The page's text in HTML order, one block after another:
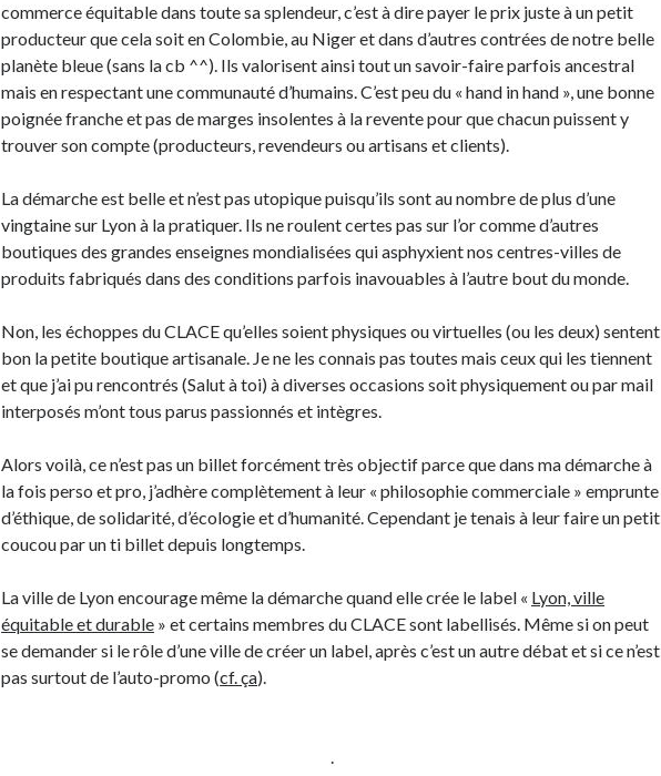
commerce équitable dans toute sa splendeur, c’est à dire payer le prix juste à un petit
producteur que cela soit en Colombie, au Niger et dans d’autres contrées de notre belle
planète bleue (sans la cb ^^). Ils valorisent ainsi tout un savoir-faire parfois ancestral
mais en respectant une communauté d’humains. C’est peu du « hand in hand », une bonne
poignée franche et pas de marges insolentes à la revente pour que chacun puissent y
trouver son compte (producteurs, revendeurs ou artisans et clients).
La démarche est belle et n’est pas utopique puisqu’ils sont au nombre de plus d’une
vingtaine sur Lyon à la pratiquer. Ils ne roulent certes pas sur l’or comme d’autres
boutiques des grandes enseignes mondialisées qui asphyxient nos centres-villes de
produits fabriqués dans des conditions parfois inavouables à l’autre bout du monde.
Non, les échoppes du CLACE qu’elles soient physiques ou virtuelles (ou les deux) sentent
bon la petite boutique artisanale. Je ne les connais pas toutes mais ceux qui les tiennent
et que j’ai pu rencontrés (Salut à toi) à diverses occasions soit physiquement ou par mail
interposés m’ont tous parus passionnés et intègres.
Alors voilà, ce n’est pas un billet forcément très objectif parce que dans ma démarche à
la fois perso et pro, j’adhère complètement à leur « philosophie commerciale » emprunte
d’éthique, de solidarité, d’écologie et d’humanité. Cependant je tenais à leur faire un petit
coucou par un ti billet depuis longtemps.
La ville de Lyon encourage même la démarche quand elle crée le label « Lyon, ville
équitable et durable » et certains membres du CLACE sont labellisés. Même si on peut
se demander si le rôle d’une ville de créer un label, après c’est un autre débat et si ce n’est
pas surtout de l’auto-promo (cf. ça).
.